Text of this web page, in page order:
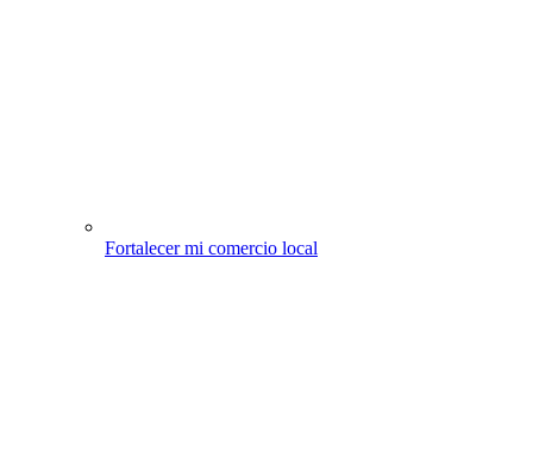
Fortalecer mi comercio local